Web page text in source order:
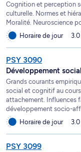
Cognition et perception
culturelle. Normes et
Moralité. Neuroscience
Horaire de jour
PSY 3090
Développement
Grands courants
social et cognitif au
attachement. Influences
développement socio-
Horaire de jour
PSY 3099